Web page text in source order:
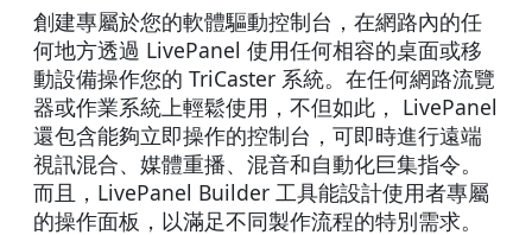
創建專屬於您的軟體驅動控制台，在網路內的任
何地方透過 LivePanel 使用任何相容的桌面或移
動設備操作您的 TriCaster 系統。在任何網路流覽
器或作業系統上輕鬆使用，不但如此， LivePanel
還包含能夠立即操作的控制台，可即時進行遠端
視訊混合、媒體重播、混音和自動化巨集指令。
而且，LivePanel Builder 工具能設計使用者專屬
的操作面板，以滿足不同製作流程的特別需求。